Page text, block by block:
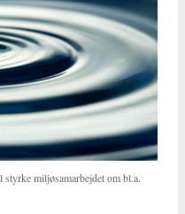
miljøsamarbejdet om bl.a.